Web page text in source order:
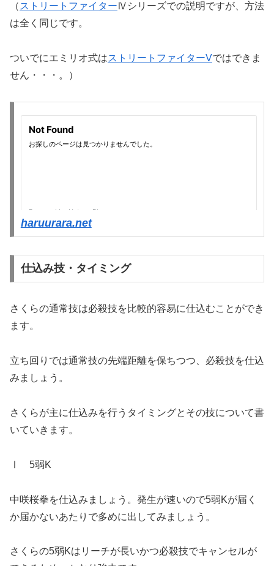
（ ストリートファイターⅣシリーズでの説明ですが、方法
は全く同じです。
ついでにエミリオ式はストリートファイターVではできま
せん・・・。）
haruurara.net
仕込み技・タイミング
さくらの通常技は必殺技を比較的容易に仕込むことができ
ます。
立ち回りでは通常技の先端距離を保ちつつ、必殺技を仕込
みましょう。
さくらが主に仕込みを行うタイミングとその技について書
いていきます。
Ⅰ 5弱K
中咲桜拳を仕込みましょう。発生が速いので5弱Kが届く
か届かないあたりで多めに出してみましょう。
さくらの5弱Kはリーチが長いかつ必殺技でキャンセルが